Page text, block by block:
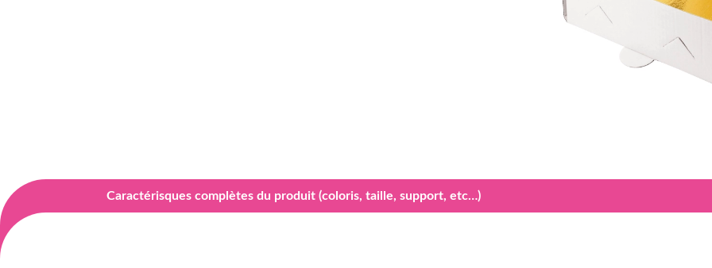
Caractérisques complètes du produit (coloris, taille, support, etc…)